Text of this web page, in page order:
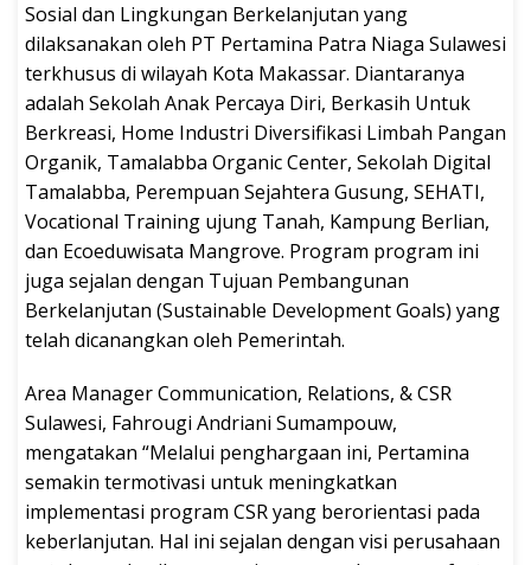
Sosial dan Lingkungan Berkelanjutan yang
dilaksanakan oleh PT Pertamina Patra Niaga Sulawesi
terkhusus di wilayah Kota Makassar. Diantaranya
adalah Sekolah Anak Percaya Diri, Berkasih Untuk
Berkreasi, Home Industri Diversifikasi Limbah Pangan
Organik, Tamalabba Organic Center, Sekolah Digital
Tamalabba, Perempuan Sejahtera Gusung, SEHATI,
Vocational Training ujung Tanah, Kampung Berlian,
dan Ecoeduwisata Mangrove. Program program ini
juga sejalan dengan Tujuan Pembangunan
Berkelanjutan (Sustainable Development Goals) yang
telah dicanangkan oleh Pemerintah.
Area Manager Communication, Relations, & CSR
Sulawesi, Fahrougi Andriani Sumampouw,
mengatakan “Melalui penghargaan ini, Pertamina
semakin termotivasi untuk meningkatkan
implementasi program CSR yang berorientasi pada
keberlanjutan. Hal ini sejalan dengan visi perusahaan